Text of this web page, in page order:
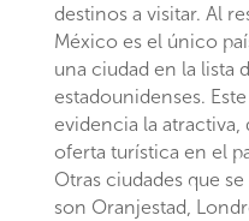
destinos a visitar. Al
México es el único
una ciudad en la lista
estadounidenses.
evidencia la
oferta turística en el
Otras ciudades que
son Oranjestad,